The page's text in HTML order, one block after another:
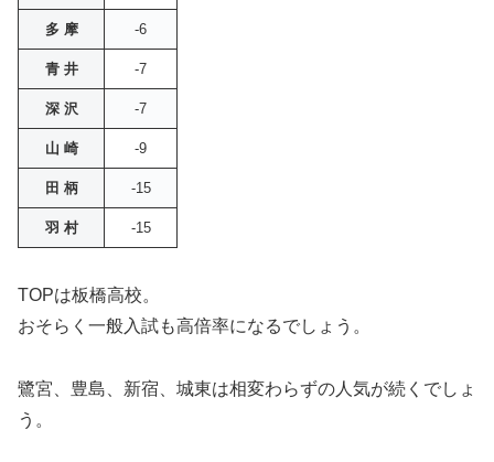
多 摩 -6
青 井 -7
深 沢 -7
山 崎 -9
田 柄 -15
羽 村 -15
TOPは板橋高校。
おそらく一般入試も高倍率になるでしょう。
鷺宮、豊島、新宿、城東は相変わらずの人気が続くでしょ
う。